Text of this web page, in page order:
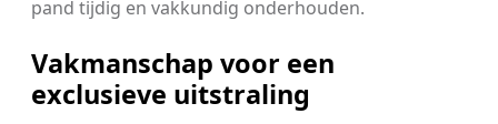
pand tijdig en vakkundig onderhouden.
Vakmanschap voor een
exclusieve uitstraling